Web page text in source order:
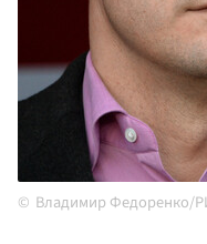
Владимир Федоренко/